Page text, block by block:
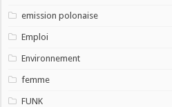
emission polonaise
Emploi
Environnement
femme
FUNK